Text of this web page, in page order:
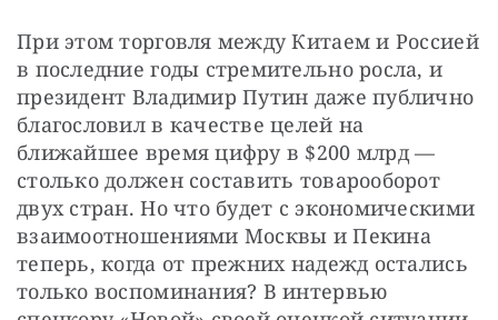
При этом торговля между Китаем и Россией
в последние годы стремительно росла, и
президент Владимир Путин даже публично
благословил в качестве целей на
ближайшее время цифру в $200 млрд —
столько должен составить товарооборот
двух стран. Но что будет с экономическими
взаимоотношениями Москвы и Пекина
теперь, когда от прежних надежд остались
только воспоминания? В интервью